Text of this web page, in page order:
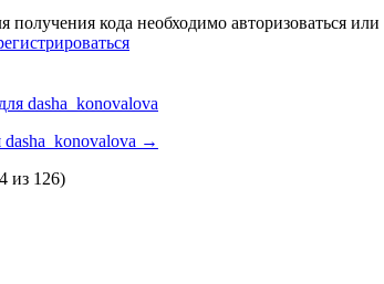
получения кода необходимо авторизоваться или
для dasha_konovalova
dasha_konovalova →
из 126)